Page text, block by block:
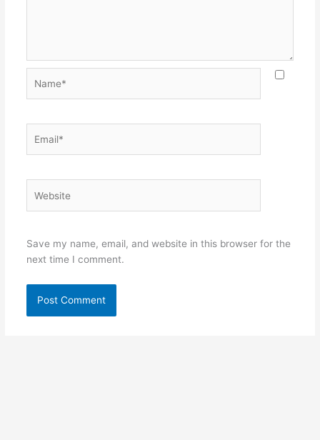
Save my name, email, and website in this browser for the
next time I comment.